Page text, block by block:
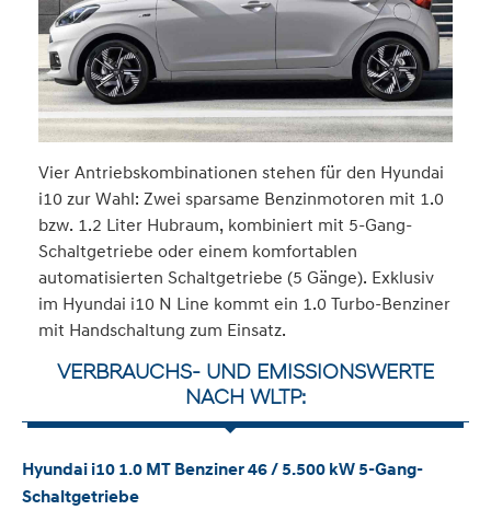
Vier Antriebskombinationen stehen für den Hyundai
i10 zur Wahl: Zwei sparsame Benzinmotoren mit 1.0
bzw. 1.2 Liter Hubraum, kombiniert mit 5-Gang-
Schaltgetriebe oder einem komfortablen
automatisierten Schaltgetriebe (5 Gänge). Exklusiv
im Hyundai i10 N Line kommt ein 1.0 Turbo-Benziner
mit Handschaltung zum Einsatz.
VERBRAUCHS- UND EMISSIONSWERTE
NACH WLTP:
Hyundai i10 1.0 MT Benziner 46 / 5.500 kW 5-Gang-
Schaltgetriebe